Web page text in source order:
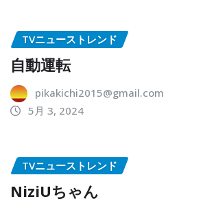
TVニューストレンド
自動運転
pikakichi2015@gmail.com
5月 3, 2024
TVニューストレンド
NiziUちゃん